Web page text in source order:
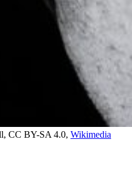
CC BY-SA 4.0, Wikimedia